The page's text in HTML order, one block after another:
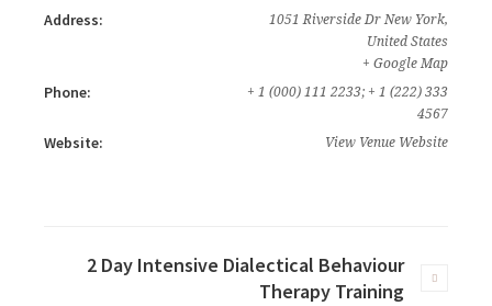
Address: 1051 Riverside Dr New York,
United States
+ Google Map
Phone:
+ 1 (000) 111 2233; + 1 (222) 333
4567
Website: View Venue Website
2 Day Intensive Dialectical Behaviour
Therapy Training